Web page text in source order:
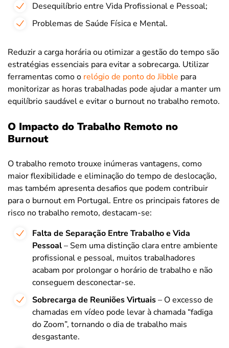
Desequilíbrio entre Vida Profissional e Pessoal;
Problemas de Saúde Física e Mental.
Reduzir a carga horária ou otimizar a gestão do tempo são
estratégias essenciais para evitar a sobrecarga. Utilizar
ferramentas como o relógio de ponto do Jibble para
monitorizar as horas trabalhadas pode ajudar a manter um
equilíbrio saudável e evitar o burnout no trabalho remoto.
O Impacto do Trabalho Remoto no
Burnout
O trabalho remoto trouxe inúmeras vantagens, como
maior flexibilidade e eliminação do tempo de deslocação,
mas também apresenta desafios que podem contribuir
para o burnout em Portugal. Entre os principais fatores de
risco no trabalho remoto, destacam-se:
Falta de Separação Entre Trabalho e Vida
Pessoal– Sem uma distinção clara entre ambiente
profissional e pessoal, muitos trabalhadores
acabam por prolongar o horário de trabalho e não
conseguem desconectar-se.
Sobrecarga de Reuniões Virtuais– O excesso de
chamadas em vídeo pode levar à chamada “fadiga
do Zoom”, tornando o dia de trabalho mais
desgastante.